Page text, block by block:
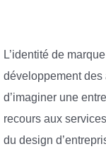
L’identité de
développement des
d’imaginer une
recours aux
du design